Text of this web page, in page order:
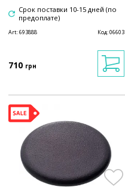
Срок поставки 10-15 дней (по
предоплате)
Art:693888 Код:06603
710 грн